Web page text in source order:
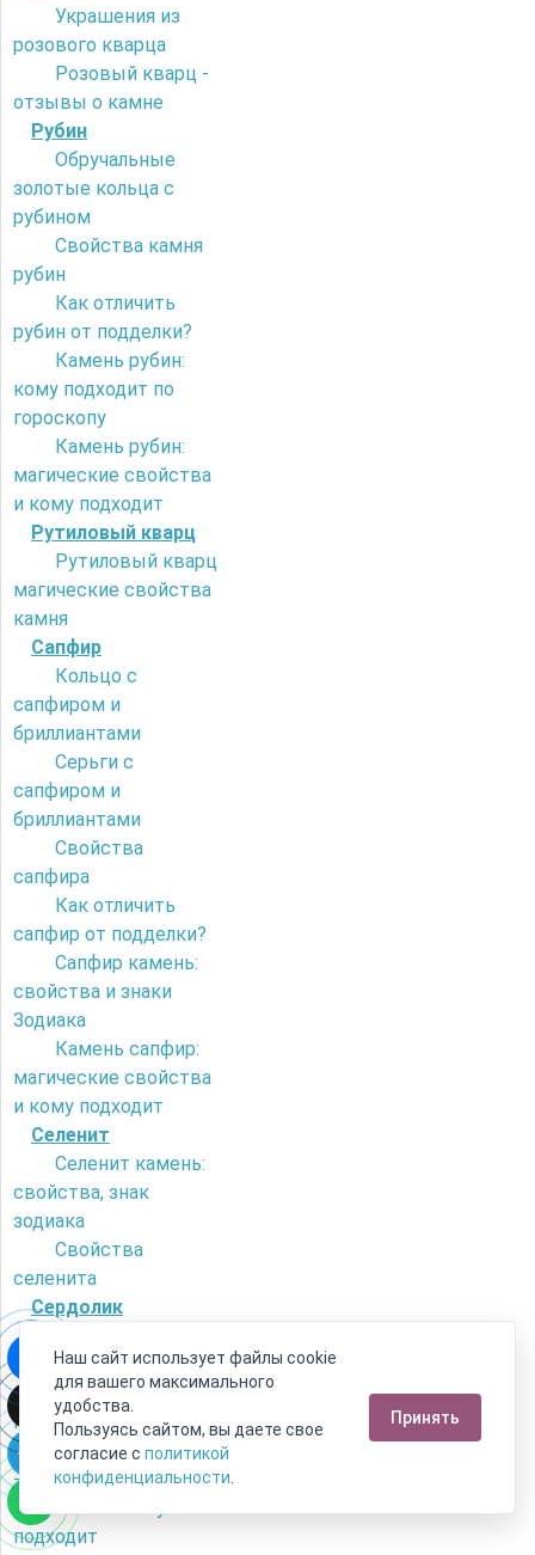
Украшения из
розового кварца
Розовый кварц -
отзывы о камне
Рубин
Обручальные
золотые кольца с
рубином
Свойства камня
рубин
Как отличить
рубин от подделки?
Камень рубин:
кому подходит по
гороскопу
Камень рубин:
магические свойства
и кому подходит
Рутиловый кварц
Рутиловый кварц
магические свойства
камня
Сапфир
Кольцо с
сапфиром и
бриллиантами
Серьги с
сапфиром и
бриллиантами
Свойства
сапфира
Как отличить
сапфир от подделки?
Сапфир камень:
свойства и знаки
Зодиака
Камень сапфир:
магические свойства
и кому подходит
Селенит
Селенит камень:
свойства, знак
зодиака
Свойства
селенита
Сердолик
сердолик от
искусственного
камня?
Камень сердолик
- его магические
свойства и кому
подходит
Наш сайт использует файлы cookie
для вашего максимального
удобства.
Пользуясь сайтом, вы даете свое
согласие с политикой
конфиденциальности
Принять